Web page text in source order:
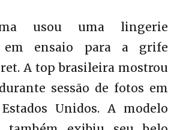
usou uma lingerie
em ensaio para a grife
A top brasileira mostrou
sessão de fotos em
Unidos. A modelo